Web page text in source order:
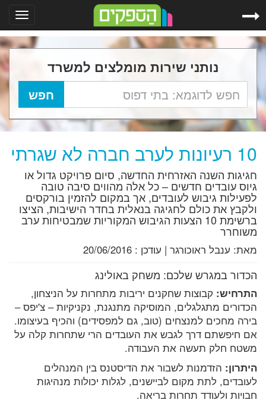
נותני שירות מומלצים למשרד
10 רעיונות לערב חברה לא שגרתי
חגיגות השנה האזרחית החדשה, סיום פרויקט גדול או
גיוס עובדים חדשים – כל אלה מהווים סיבה טובה
לפעילות גיבוש לעובדים, אך במקום להזמין בורקסים
ולקבץ את כולם לחגיגה בנאלית בחדר הישיבות, הציצו
ברשימת 10 הצעות הגיבוש המקוריות שמבטיחות ערב
משוחרר
מאת: ענבל ראוכורגר | עודכן : 20/06/2016
הכדור במגרש שלכם: משחק באולינג
התרחיש: קבוצות שחקנים יריבות מתחרות על הניצחון,
הכדורים מתגלגלים, המוסיקה מתנגנת, נקניקיות – צ'יפס –
בירה מחכים למנצחים (טוב, גם למפסידים) והכיף בעיצומו.
אם חיפשתם דרך לגבש את העובדים הרי שתחרות קלה על
משטח חלק תעשה את העבודה.
היתרון: הזדמנות לשבור את הדיסטנס בין המנהלים
לעובדים, לתת מקום לביישנים, לגלות יכולות מנהיגות
חבויות ולעודד תחרות בריאה.